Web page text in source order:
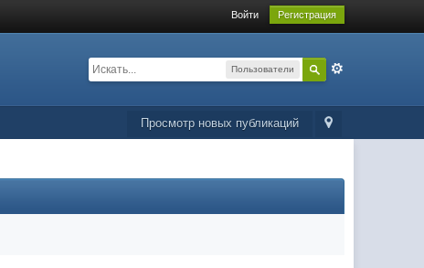
Войти Регистрация
Пользователи
Просмотр новых публикаций